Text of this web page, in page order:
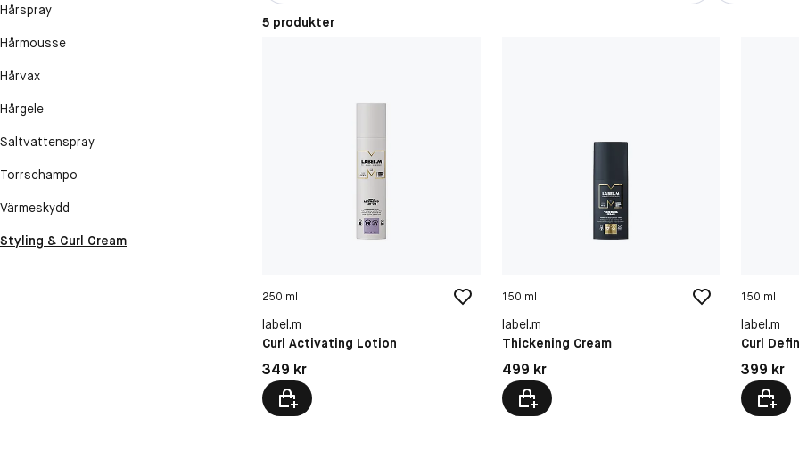
Hårspray
Hårmousse
Hårvax
Hårgele
Saltvattenspray
Torrschampo
Värmeskydd
Styling & Curl Cream
5 produkter
250 ml
label.m
Curl Activating Lotion
Pris: 349 kr
349 kr
150 ml
label.m
Thickening Cream
Pris: 499 kr
499 kr
150 ml
label.m
Curl
Pris: 399
399 kr